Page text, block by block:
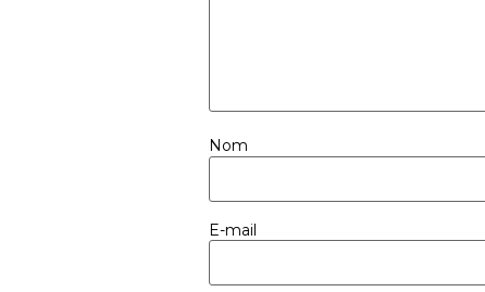
Nom
E-mail